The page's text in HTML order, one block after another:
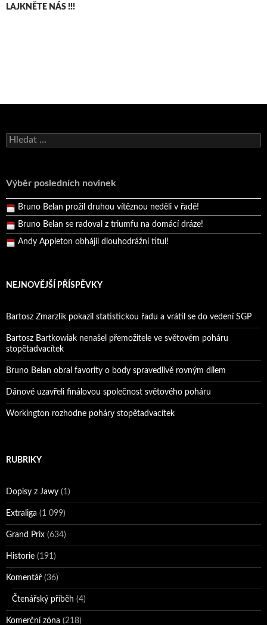
LAJKNĚTE NÁS !!!
Vyhledávání
Výběr posledních novinek
Bruno Belan se radoval z triumfu na domácí dráze!
Pražský přebor neskrblil překvapeními!
Bruno Belan prožil druhou vítěznou neděli v řadě!
Bruno Belan se radoval z triumfu na domácí dráze!
Andy Appleton obhájil dlouhodrážní titul!
NEJNOVĚJŠÍ PŘÍSPĚVKY
Bartosz Zmarzlik pokazil statistickou řadu a vrátil se do vedení SGP
Bartosz Bartkowiak nenašel přemožitele ve světovém poháru
stopětadvacítek
Bruno Belan obral favority o body spravedlivě rovným dílem
Dánové uzavřeli finálovou společnost světového poháru
Workington rozhodne poháry stopětadvacítek
RUBRIKY
Dopisy z Jawy (1)
Extraliga (1 099)
Grand Prix (634)
Historie (191)
Komentář (36)
Čtenářský příběh (4)
Komerční zóna (218)